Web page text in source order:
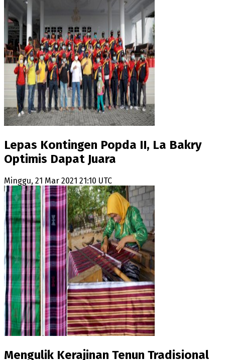
Lepas Kontingen Popda II, La Bakry
Optimis Dapat Juara
Minggu, 21 Mar 2021 21:10 UTC
Mengulik Kerajinan Tenun Tradisional